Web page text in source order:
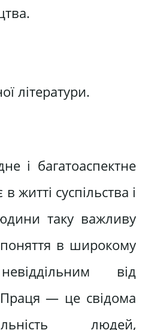
літератури.
і багатоаспектне
житті суспільства і
таку важливу
в широкому
від
— це свідома
людей,